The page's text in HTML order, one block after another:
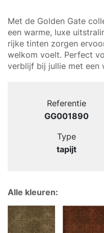
Met de Golden Gate
een warme, luxe
rijke tinten zorgen
welkom voelt. Perfect
verblijf bij jullie met een
Referentie
GG001890
Type
tapijt
Alle kleuren: